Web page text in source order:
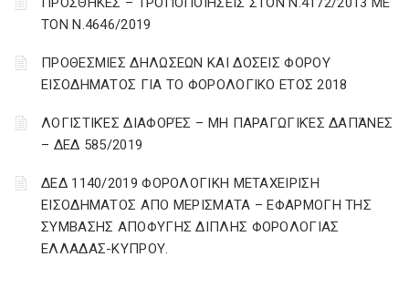
ΤΟΝ Ν.4646/2019
ΠΡΟΘΕΣΜΙΕΣ ΔΗΛΩΣΕΩΝ ΚΑΙ ΔΟΣΕΙΣ ΦΟΡΟΥ
ΕΙΣΟΔΗΜΑΤΟΣ ΓΙΑ ΤΟ ΦΟΡΟΛΟΓΙΚΟ ΕΤΟΣ 2018
ΛΟΓΙΣΤΙΚΈΣ ΔΙΑΦΟΡΈΣ – ΜΗ ΠΑΡΑΓΩΓΙΚΈΣ ΔΑΠΆΝΕΣ
– ΔΕΔ 585/2019
ΔΕΔ 1140/2019 ΦΟΡΟΛΟΓΙΚΗ ΜΕΤΑΧΕΙΡΙΣΗ
ΕΙΣΟΔΗΜΑΤΟΣ ΑΠΟ ΜΕΡΙΣΜΑΤΑ – ΕΦΑΡΜΟΓΗ ΤΗΣ
ΣΥΜΒΑΣΗΣ ΑΠΟΦΥΓΗΣ ΔΙΠΛΗΣ ΦΟΡΟΛΟΓΙΑΣ
ΕΛΛΑΔΑΣ-ΚΥΠΡΟΥ.